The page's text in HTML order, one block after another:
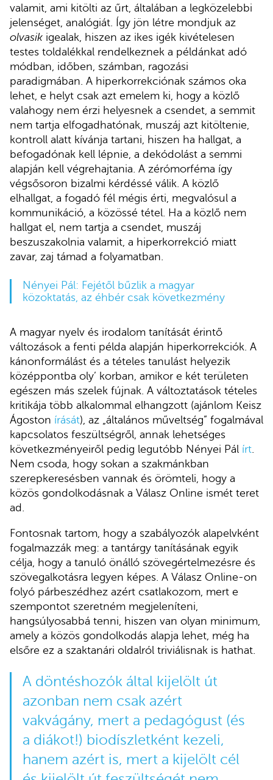
valamit, ami kitölti az űrt, általában a legközelebbi
jelenséget, analógiát. Így jön létre mondjuk az
olvasik igealak, hiszen az ikes igék kivételesen
testes toldalékkal rendelkeznek a példánkat adó
módban, időben, számban, ragozási
paradigmában. A hiperkorrekciónak számos oka
lehet, e helyt csak azt emelem ki, hogy a közlő
valahogy nem érzi helyesnek a csendet, a semmit
nem tartja elfogadhatónak, muszáj azt kitöltenie,
kontroll alatt kívánja tartani, hiszen ha hallgat, a
befogadónak kell lépnie, a dekódolást a semmi
alapján kell végrehajtania. A zérómorféma így
végsősoron bizalmi kérdéssé válik. A közlő
elhallgat, a fogadó fél mégis érti, megvalósul a
kommunikáció, a közössé tétel. Ha a közlő nem
hallgat el, nem tartja a csendet, muszáj
beszuszakolnia valamit, a hiperkorrekció miatt
zavar, zaj támad a folyamatban.
Nényei Pál: Fejétől bűzlik a magyar
közoktatás, az éhbér csak következmény
A magyar nyelv és irodalom tanítását érintő
változások a fenti példa alapján hiperkorrekciók. A
kánonformálást és a tételes tanulást helyezik
középpontba oly’ korban, amikor e két területen
egészen más szelek fújnak. A változtatások tételes
kritikája több alkalommal elhangzott (ajánlom Keisz
Ágoston írását), az „általános műveltség” fogalmával
kapcsolatos feszültségről, annak lehetséges
következményeiről pedig legutóbb Nényei Pál írt.
Nem csoda, hogy sokan a szakmánkban
szerepkeresésben vannak és örömteli, hogy a
közös gondolkodásnak a Válasz Online ismét teret
ad.
Fontosnak tartom, hogy a szabályozók alapelvként
fogalmazzák meg: a tantárgy tanításának egyik
célja, hogy a tanuló önálló szövegértelmezésre és
szövegalkotásra legyen képes. A Válasz Online-on
folyó párbeszédhez azért csatlakozom, mert e
szempontot szeretném megjeleníteni,
hangsúlyosabbá tenni, hiszen van olyan minimum,
amely a közös gondolkodás alapja lehet, még ha
elsőre ez a szaktanári oldalról triviálisnak is hathat.
A döntéshozók által kijelölt út
azonban nem csak azért
vakvágány, mert a pedagógust (és
a diákot!) biodíszletként kezeli,
hanem azért is, mert a kijelölt cél